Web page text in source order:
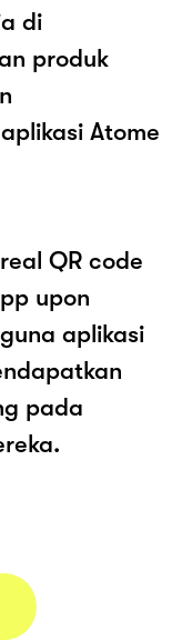
di
produk
Atome
QR code
upon
aplikasi
pada